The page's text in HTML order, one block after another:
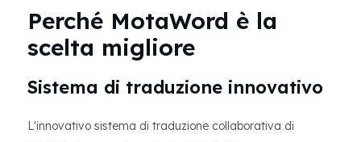
Perché MotaWord è la
scelta migliore
Sistema di traduzione innovativo
L'innovativo sistema di traduzione collaborativa di